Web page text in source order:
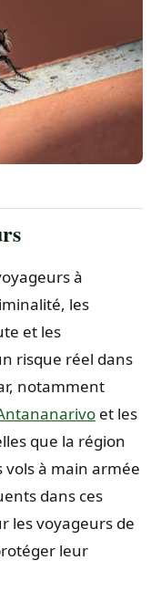
à
les
et les
risque réel dans
notamment
et les
que la région
vols à main armée
dans ces
les voyageurs de
leur